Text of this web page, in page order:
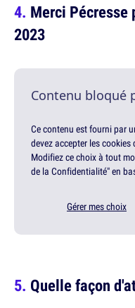
Merci Pécresse
2023
Contenu bloqué
Ce contenu est fourni par
devez accepter les
Modifiez ce choix à tout
de la Confidentialité" en
Gérer mes choix
Quelle façon